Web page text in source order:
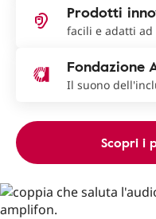
Prodotti
facili e adatti
Fondazione
Il suono
Scopri i